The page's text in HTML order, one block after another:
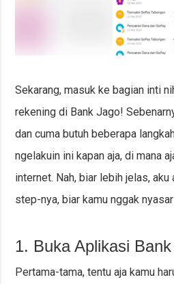
Sekarang, masuk ke bagian inti
rekening di Bank Jago!
dan cuma butuh beberapa
ngelakuin ini kapan aja, di mana
internet. Nah, biar lebih jelas,
step-nya, biar kamu nggak
1. Buka Aplikasi
Pertama-tama, tentu aja kamu